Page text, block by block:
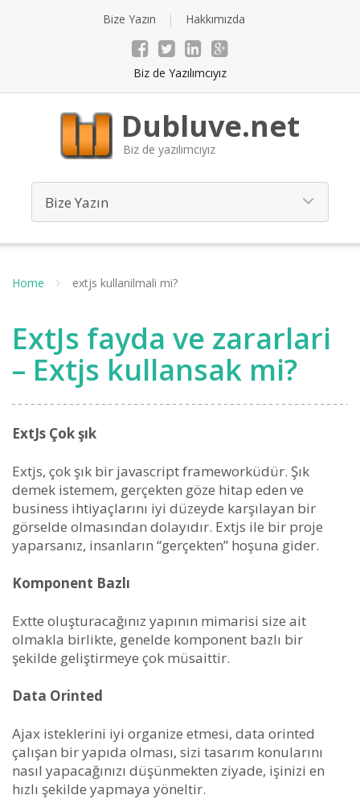
Bize Yazın Hakkımızda
Biz de Yazılımcıyız
Dubluve.net
Biz de yazılımcıyız
Home extjs kullanilmali mi?
ExtJs fayda ve zararlari
– Extjs kullansak mi?
ExtJs Çok şık
Extjs, çok şık bir javascript frameworküdür. Şık
demek istemem, gerçekten göze hitap eden ve
business ihtiyaçlarını iyi düzeyde karşılayan bir
görselde olmasından dolayıdır. Extjs ile bir proje
yaparsanız, insanların “gerçekten” hoşuna gider.
Komponent Bazlı
Extte oluşturacağınız yapının mimarisi size ait
olmakla birlikte, genelde komponent bazlı bir
şekilde geliştirmeye çok müsaittir.
Data Orinted
Ajax isteklerini iyi organize etmesi, data orinted
çalışan bir yapıda olması, sizi tasarım konularını
nasıl yapacağınızı düşünmekten ziyade, işinizi en
hızlı şekilde yapmaya yöneltir.